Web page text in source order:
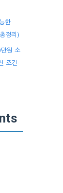
한
정리)
원 소
조건·